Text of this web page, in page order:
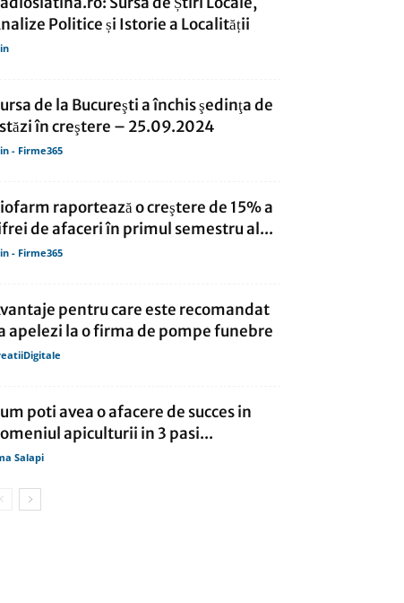
Politice și Istorie a Localității
de la Bucureşti a închis şedinţa de
în creştere – 25.09.2024
- Firme365
raportează o creştere de 15% a
de afaceri în primul semestru al...
- Firme365
pentru care este recomandat
apelezi la o firma de pompe funebre
poti avea o afacere de succes in
apiculturii in 3 pasi...
Salapi